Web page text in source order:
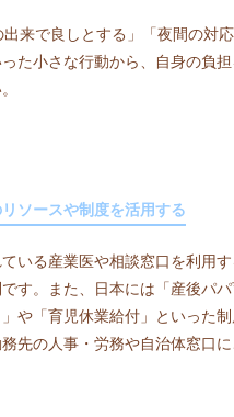
出来で良しとする」「夜間の対
た小さな行動から、自身の負
ソースや制度を活用する
いる産業医や相談窓口を利用す
す。また、日本には「産後パ
や「育児休業給付」といった制
先の人事・労務や自治体窓口に